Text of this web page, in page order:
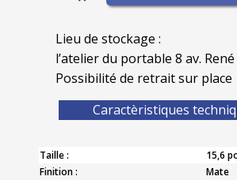
Lieu de stockage :
l’atelier du portable 8 av.
Possibilité de retrait sur place
Caractèristiques
Taille :
15,6
Finition :
Mate